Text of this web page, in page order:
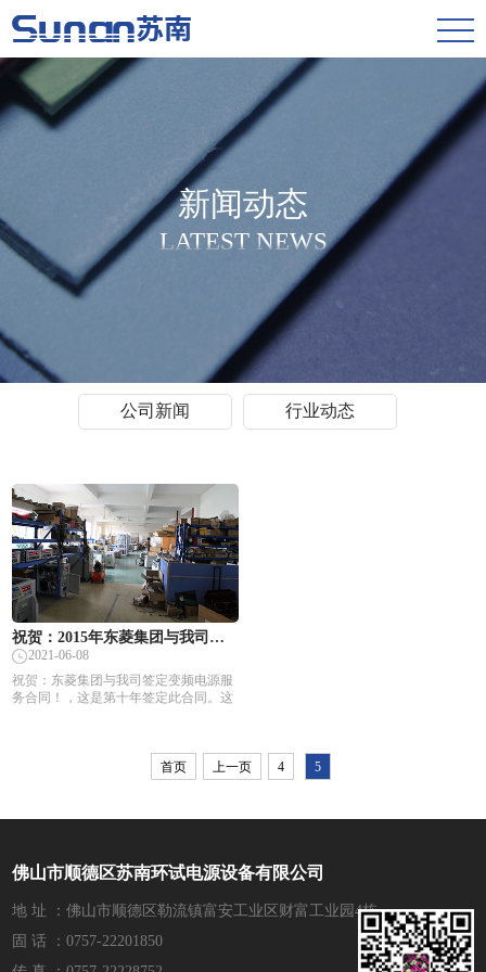
新闻动态
LATEST NEWS
公司新闻 行业动态
祝贺：2015年东菱集团与我司再次签…
2021-06-08
祝贺：东菱集团与我司签定变频电源服
务合同！，这是第十年签定此合同。这
一定会用更积极的态在电源行业做出我
首页 上一页 4 5
佛山市顺德区苏南环试电源设备有限公司
地 址 ：佛山市顺德区勒流镇富安工业区财富工业园4栋
固 话 ：0757-22201850